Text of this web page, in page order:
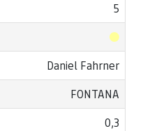
5
Daniel Fahrner
FONTANA
0,3